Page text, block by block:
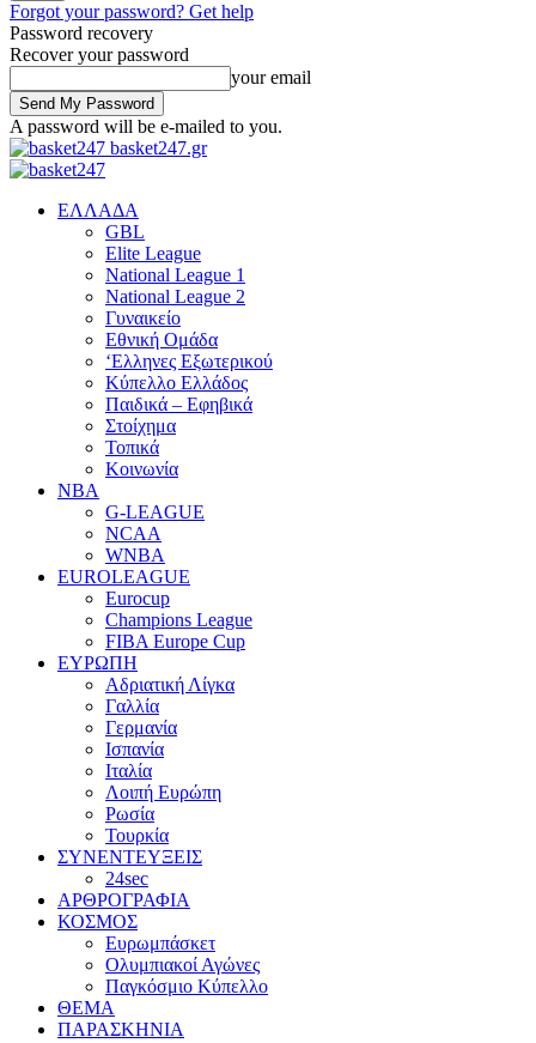
Forgot your password? Get help
Password recovery
Recover your password
your email
A password will be e-mailed to you.
basket247.gr
EΛΛΑΔΑ
GBL
Elite League
National League 1
National League 2
Γυναικείο
Εθνική Ομάδα
‘Ελληνες Εξωτερικού
Κύπελλο Ελλάδος
Παιδικά – Εφηβικά
Στοίχημα
Τοπικά
Κοινωνία
NBA
G-LEAGUE
NCAA
WNBA
ΕUROLEAGUE
Eurocup
Champions League
FIBA Europe Cup
ΕΥΡΩΠΗ
Αδριατική Λίγκα
Γαλλία
Γερμανία
Ισπανία
Ιταλία
Λοιπή Ευρώπη
Ρωσία
Τουρκία
ΣΥΝΕΝΤΕΥΞΕΙΣ
24sec
ΑΡΘΡΟΓΡΑΦΙΑ
ΚΟΣΜΟΣ
Ευρωμπάσκετ
Ολυμπιακοί Αγώνες
Παγκόσμιο Κύπελλο
ΘΕΜΑ
ΠΑΡΑΣΚΗΝΙΑ